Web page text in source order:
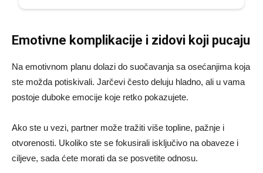
Emotivne komplikacije i zidovi koji pucaju
Na emotivnom planu dolazi do suočavanja sa osećanjima koja
ste možda potiskivali. Jarčevi često deluju hladno, ali u vama
postoje duboke emocije koje retko pokazujete.
Ako ste u vezi, partner može tražiti više topline, pažnje i
otvorenosti. Ukoliko ste se fokusirali isključivo na obaveze i
ciljeve, sada ćete morati da se posvetite odnosu.